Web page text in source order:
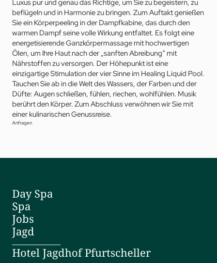
Luxus pur und genau das Richtige, um Sie zu begeistern, zu
beflügeln und in Harmonie zu bringen. Zum Auftakt genießen
Sie ein Körperpeeling in der Dampfkabine, das durch den
warmen Dampf seine volle Wirkung entfaltet. Es folgt eine
energetisierende Ganzkörpermassage mit hochwertigen
Ölen, um Ihre Haut nach der „sanften Abreibung“ mit
Nährstoffen zu versorgen. Der Höhepunkt ist eine
einzigartige Stimulation der vier Sinne im Healing Liquid Pool.
Tauchen Sie ab in die Welt des Wassers, der Farben und der
Düfte: Augen schließen, fühlen, riechen, wohlfühlen. Musik
berührt den Körper. Zum Abschluss verwöhnen wir Sie mit
einer kulinarischen Genussreise.
Anfragen
Day Spa
Spa
Jobs
Jagd
Hotel Jagdhof Pfurtscheller